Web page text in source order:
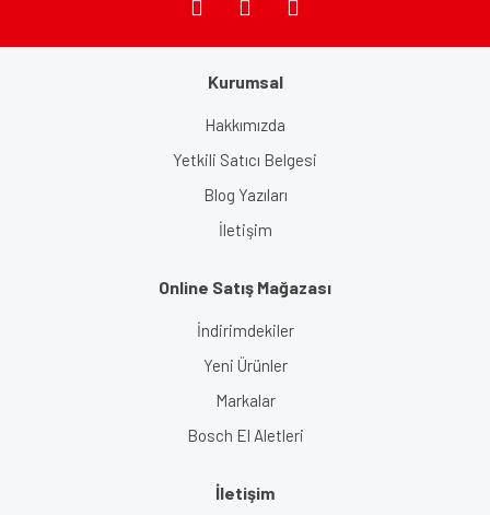
Gönder
Kurumsal
Hakkımızda
Yetkili Satıcı Belgesi
Blog Yazıları
İletişim
Online Satış Mağazası
İndirimdekiler
Yeni Ürünler
Markalar
Bosch El Aletleri
İletişim